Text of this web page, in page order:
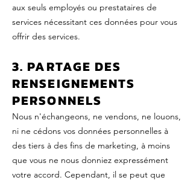
aux seuls employés ou prestataires de
services nécessitant ces données pour vous
offrir des services.
3. PARTAGE DES
RENSEIGNEMENTS
PERSONNELS
Nous n'échangeons, ne vendons, ne louons,
ni ne cédons vos données personnelles à
des tiers à des fins de marketing, à moins
que vous ne nous donniez expressément
votre accord. Cependant, il se peut que